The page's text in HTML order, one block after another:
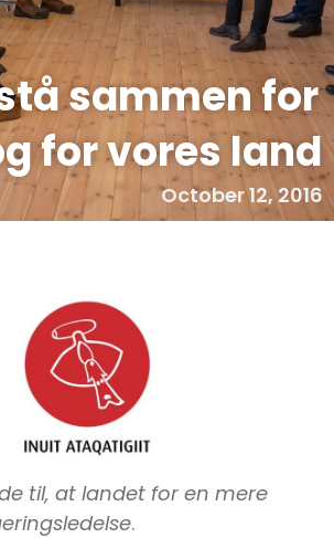
sammen for
for vores land
October 12, 2016
til, at landet for en mere
.